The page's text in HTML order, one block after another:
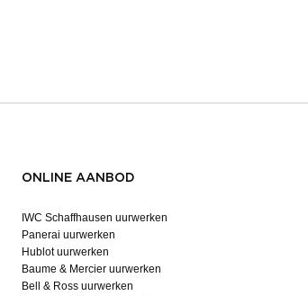
ONLINE AANBOD
IWC Schaffhausen uurwerken
Panerai uurwerken
Hublot uurwerken
Baume & Mercier uurwerken
Bell & Ross uurwerken